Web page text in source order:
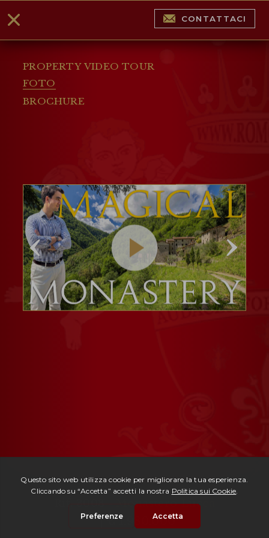
PROPERTY VIDEO TOUR
FOTO
BROCHURE
CONTATTACI
Monastero Lucca
| € 1.980.000